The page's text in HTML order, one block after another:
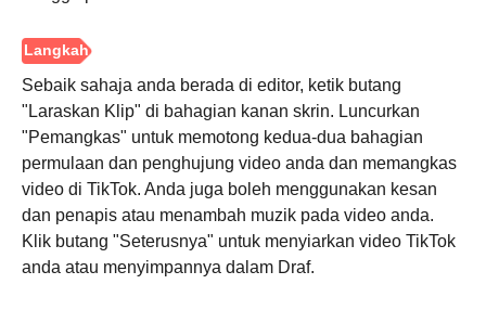
Sebaik sahaja anda berada di editor, ketik butang
"Laraskan Klip" di bahagian kanan skrin. Luncurkan
"Pemangkas" untuk memotong kedua-dua bahagian
permulaan dan penghujung video anda dan memangkas
video di TikTok. Anda juga boleh menggunakan kesan
dan penapis atau menambah muzik pada video anda.
Klik butang "Seterusnya" untuk menyiarkan video TikTok
anda atau menyimpannya dalam Draf.